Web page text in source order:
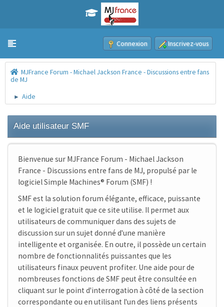
Toggle navigation Connexion Inscrivez-vous
MJFrance Forum - Michael Jackson France - Discussions entre fans
de MJ
► Aide
Aide utilisateur SMF
Bienvenue sur MJFrance Forum - Michael Jackson
France - Discussions entre fans de MJ, propulsé par le
logiciel Simple Machines® Forum (SMF) !
SMF est la solution forum élégante, efficace, puissante
et le logiciel gratuit que ce site utilise. Il permet aux
utilisateurs de communiquer dans des sujets de
discussion sur un sujet donné d'une manière
intelligente et organisée. En outre, il possède un certain
nombre de fonctionnalités puissantes que les
utilisateurs finaux peuvent profiter. Une aide pour de
nombreuses fonctions de SMF peut être consultée en
cliquant sur le point d'interrogation à côté de la section
correspondante ou en utilisant l'un des liens présents